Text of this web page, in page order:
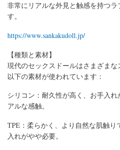
非常にリアルな外見と触感を持つ
す。
https://www.sankakudoll.jp/
【種類と素材】
現代のセックスドールはさまざま
以下の素材が使われています：
シリコン：耐久性が高く、お手入
アルな感触。
TPE：柔らかく、より自然な肌触
入れがやや必要。